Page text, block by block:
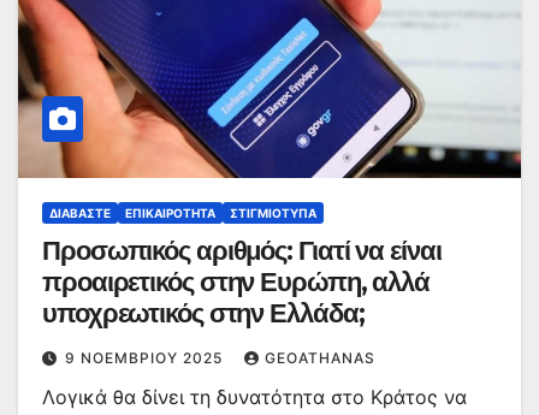
ΔΙΑΒΆΣΤΕ ΕΠΙΚΑΙΡΌΤΗΤΑ ΣΤΙΓΜΙΌΤΥΠΑ
Προσωπικός αριθμός: Γιατί να είναι
προαιρετικός στην Ευρώπη, αλλά
υποχρεωτικός στην Ελλάδα;
9 ΝΟΕΜΒΡΊΟΥ 2025 GEOATHANAS
Λογικά θα δίνει τη δυνατότητα στο Κράτος να